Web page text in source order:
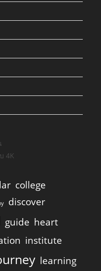
4K
college
discover
guide heart
institute
learning